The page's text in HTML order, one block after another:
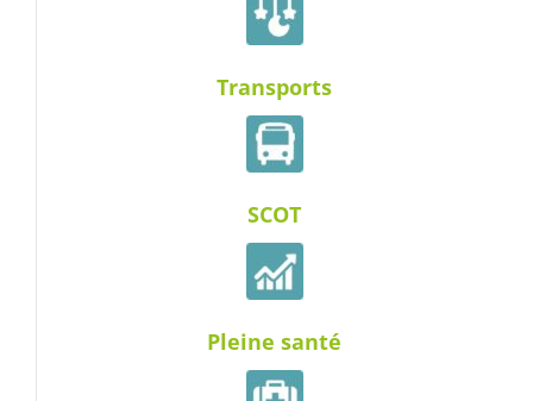
Transports
SCOT
Pleine santé